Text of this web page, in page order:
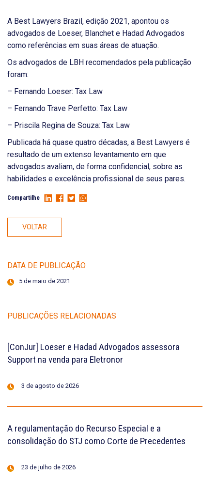
A Best Lawyers Brazil, edição 2021, apontou os
advogados de Loeser, Blanchet e Hadad Advogados
como referências em suas áreas de atuação.
Os advogados de LBH recomendados pela publicação
foram:
– Fernando Loeser: Tax Law
– Fernando Trave Perfetto: Tax Law
– Priscila Regina de Souza: Tax Law
Publicada há quase quatro décadas, a Best Lawyers é
resultado de um extenso levantamento em que
advogados avaliam, de forma confidencial, sobre as
habilidades e excelência profissional de seus pares.
Compartilhe
VOLTAR
DATA DE PUBLICAÇÃO
5 de maio de 2021
PUBLICAÇÕES RELACIONADAS
[ConJur] Loeser e Hadad Advogados assessora
Support na venda para Eletronor
3 de agosto de 2026
A regulamentação do Recurso Especial e a
consolidação do STJ como Corte de Precedentes
23 de julho de 2026